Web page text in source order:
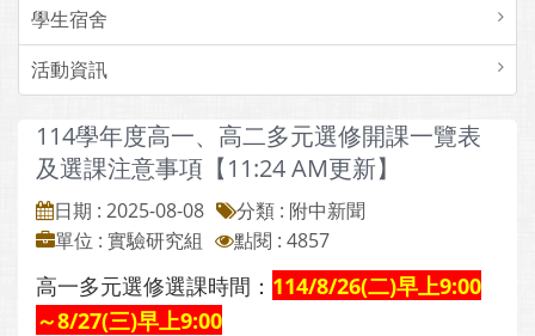
學生宿舍
活動資訊
114學年度高一、高二多元選修開課一覽表
及選課注意事項【11:24 AM更新】
日期 : 2025-08-08
分類 : 附中新聞
單位 : 實驗研究組
點閱 : 4857
高一多元選修選課時間： 114/8/26(二)早上9:00
～8/27(三)早上9:00